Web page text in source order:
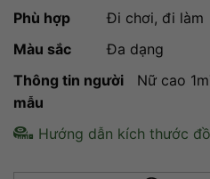
Phù hợp
Đi chơi, đi làm
Màu sắc
Đa dạng
Thông tin người
mẫu
Nữ cao
Hướng dẫn kích thước